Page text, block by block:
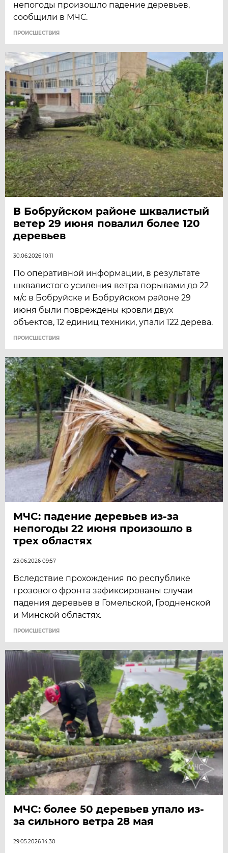
непогоды произошло падение деревьев,
сообщили в МЧС.
ПРОИСШЕСТВИЯ
В Бобруйском районе шквалистый
ветер 29 июня повалил более 120
деревьев
30.06.2026 10:11
По оперативной информации, в результате
шквалистого усиления ветра порывами до 22
м/с в Бобруйске и Бобруйском районе 29
июня были повреждены кровли двух
объектов, 12 единиц техники, упали 122 дерева.
ПРОИСШЕСТВИЯ
МЧС: падение деревьев из-за
непогоды 22 июня произошло в
трех областях
23.06.2026 09:57
Вследствие прохождения по республике
грозового фронта зафиксированы случаи
падения деревьев в Гомельской, Гродненской
и Минской областях.
ПРОИСШЕСТВИЯ
МЧС: более 50 деревьев упало из-
за сильного ветра 28 мая
29.05.2026 14:30